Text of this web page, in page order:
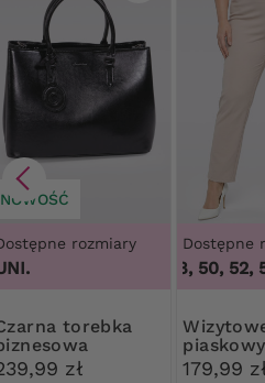
NOWOŚĆ
rozmiary
zł
Dostępne
46, 48, 50, 52,
Wizytowe spodnie
179,99